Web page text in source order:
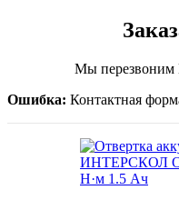
Мы перезвоним
Ошибка: Контактная